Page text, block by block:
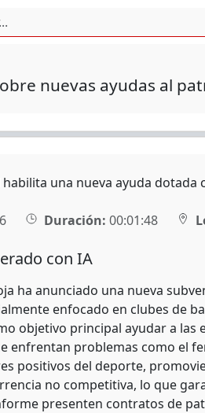
nuevas ayudas al
una nueva ayuda
Duración: 00:01:48
con IA
ha anunciado una nueva
enfocado en clubes de
objetivo principal ayudar a
enfrentan problemas como el
positivos del deporte,
no competitiva, lo que
presenten contratos de